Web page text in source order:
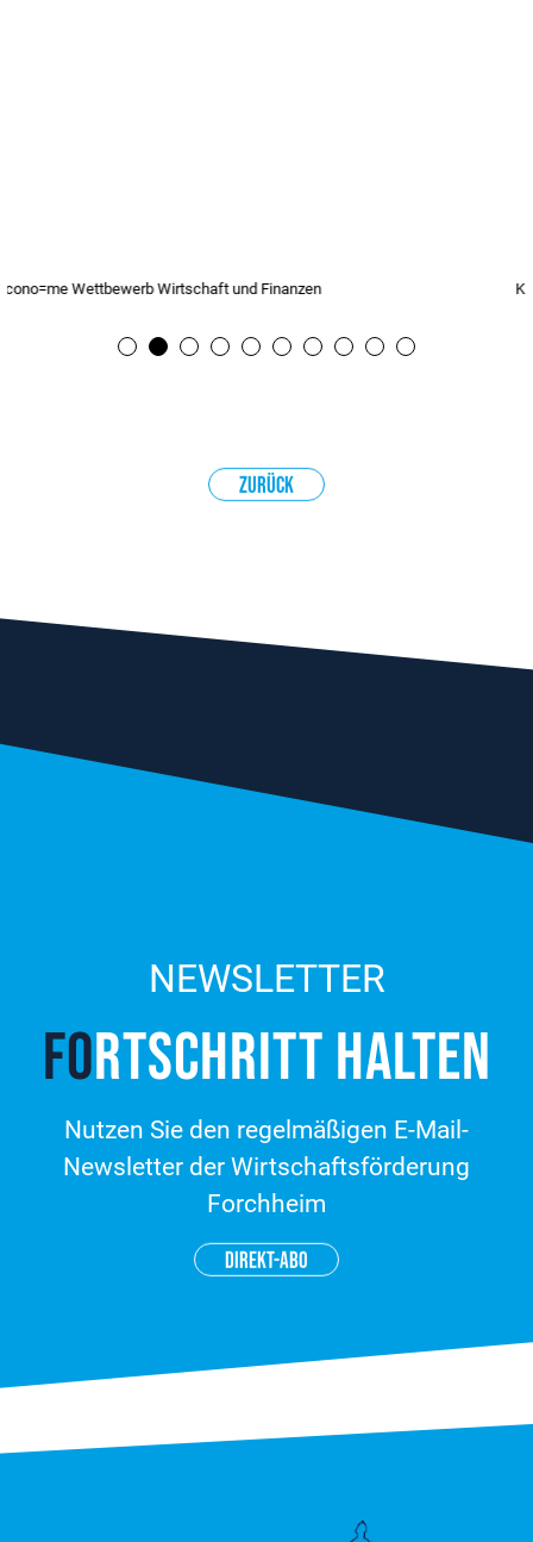
KI-Transfer Plus
1 2 3 4
Zurück
NEWSLETTER
FORT­SCHRITT HALTEN
Nutzen Sie den regelmäßigen E-Mail-
Newsletter der Wirtschaftsförderung
Forchheim
DIREKT-ABO